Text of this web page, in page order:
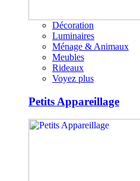
Décoration
Luminaires
Ménage & Animaux
Meubles
Rideaux
Voyez plus
Petits Appareillage